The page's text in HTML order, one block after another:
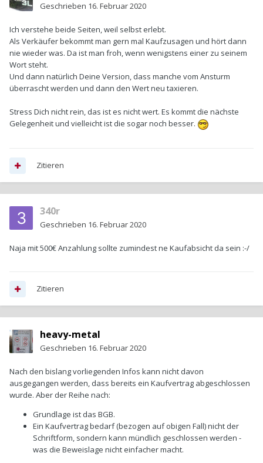
Geschrieben 16. Februar 2020
Ich verstehe beide Seiten, weil selbst erlebt.
Als Verkäufer bekommt man gern mal Kaufzusagen und hört dann
nie wieder was. Da ist man froh, wenn wenigstens einer zu seinem
Wort steht.
Und dann natürlich Deine Version, dass manche vom Ansturm
überrascht werden und dann den Wert neu taxieren.
Stress Dich nicht rein, das ist es nicht wert. Es kommt die nächste
Gelegenheit und vielleicht ist die sogar noch besser.
Zitieren
340r
Geschrieben 16. Februar 2020
Naja mit 500€ Anzahlung sollte zumindest ne Kaufabsicht da sein :-/
Zitieren
heavy-metal
Geschrieben 16. Februar 2020
Nach den bislang vorliegenden Infos kann nicht davon
ausgegangen werden, dass bereits ein Kaufvertrag abgeschlossen
wurde. Aber der Reihe nach:
Grundlage ist das BGB.
Ein Kaufvertrag bedarf (bezogen auf obigen Fall) nicht der
Schriftform, sondern kann mündlich geschlossen werden -
was die Beweislage nicht einfacher macht.